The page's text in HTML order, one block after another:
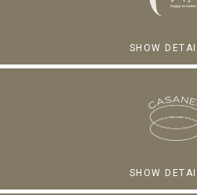
SHOW
SHOW